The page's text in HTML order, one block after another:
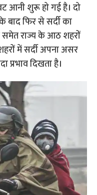
आनी शुरू हो गई है। दो
बाद फिर से सर्दी का
समेत राज्य के आठ शहरों
में सर्दी अपना असर
प्रभाव दिखता है।